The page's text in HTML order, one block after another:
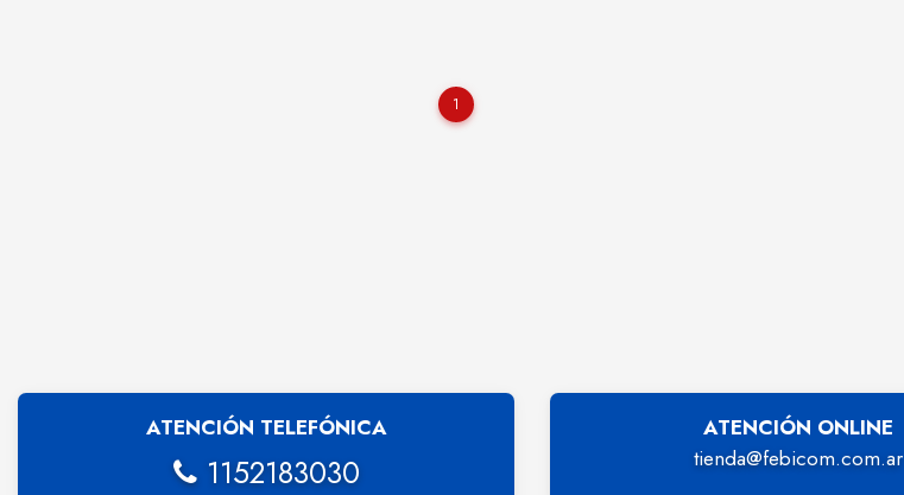
1
ATENCIÓN TELEFÓNICA
1152183030
ATENCIÓN ONLINE
tienda@febicom.com.ar